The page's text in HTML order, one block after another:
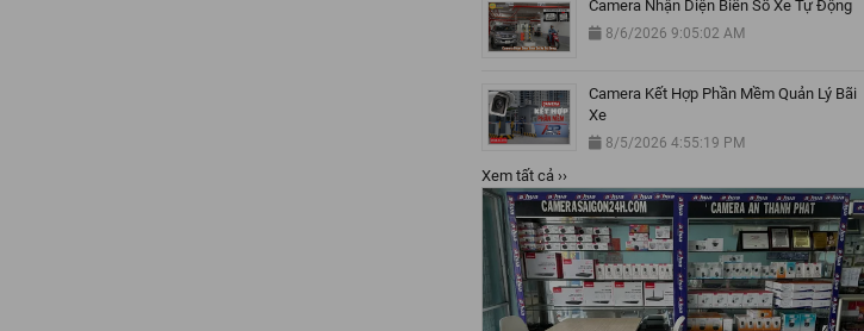
Camera Nhận Diện Biển Số Xe Tự Động
8/6/2026 9:05:02 AM
Camera Kết Hợp Phần Mềm Quản Lý Bãi
Xe
8/5/2026 4:55:19 PM
Xem tất cả ››